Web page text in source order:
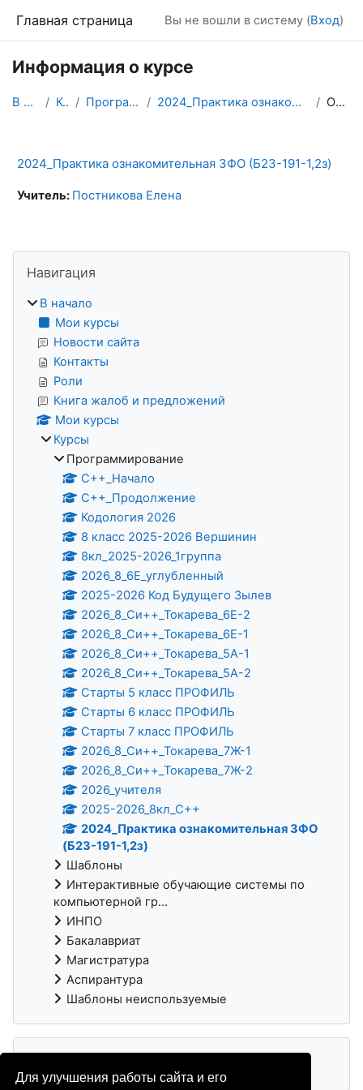
Для улучшения работы сайта и его
Главная страница Вы не вошли в систему (Вход)
Информация о курсе
В начало Курсы Программирование 2024_Практика ознакомительная ЗФО (Б23-191-1,2з) Описание
2024_Практика ознакомительная ЗФО (Б23-191-1,2з)
Учитель: Постникова Елена
Блоки
Навигация
В начало
Мои курсы
Новости сайта
Контакты
Роли
Книга жалоб и предложений
Мои курсы
Курсы
Программирование
С++_Начало
C++_Продолжение
Кодология 2026
8 класс 2025-2026 Вершинин
8кл_2025-2026_1группа
2026_8_6Е_углубленный
2025-2026 Код Будущего Зылев
2026_8_Си++_Токарева_6Е-2
2026_8_Си++_Токарева_6Е-1
2026_8_Си++_Токарева_5А-1
2026_8_Си++_Токарева_5А-2
Старты 5 класс ПРОФИЛЬ
Старты 6 класс ПРОФИЛЬ
Старты 7 класс ПРОФИЛЬ
2026_8_Си++_Токарева_7Ж-1
2026_8_Си++_Токарева_7Ж-2
2026_учителя
2025-2026_8кл_С++
2024_Практика ознакомительная ЗФО
(Б23-191-1,2з)
Шаблоны
Интерактивные обучающие системы по
компьютерной гр...
ИНПО
Бакалавриат
Магистратура
Аспирантура
Шаблоны неиспользуемые